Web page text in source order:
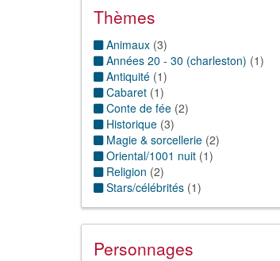
Thèmes
Animaux (3)
Années 20 - 30 (charleston) (1)
Antiquité (1)
Cabaret (1)
Conte de fée (2)
Historique (3)
Magie & sorcellerie (2)
Oriental/1001 nuit (1)
Religion (2)
Stars/célébrités (1)
Personnages